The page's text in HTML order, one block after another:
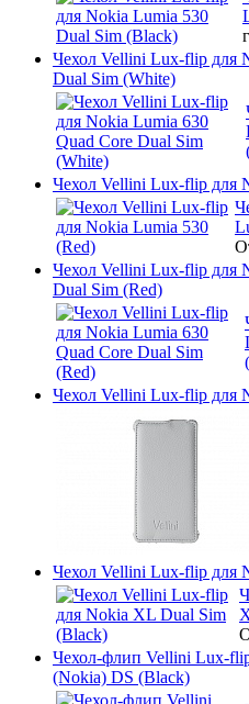
Чехол Vellini Lux-flip для
Dual Sim (White)
Чехол Vellini Lux-flip для
Чехол Vellini Lux-flip для
Dual Sim (Red)
Чехол Vellini Lux-flip для
Чехол Vellini Lux-flip для
Чехол-флип Vellini Lux-
(Nokia) DS (Black)